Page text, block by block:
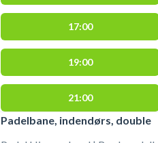
17:00
19:00
21:00
Padelbane, indendørs, double